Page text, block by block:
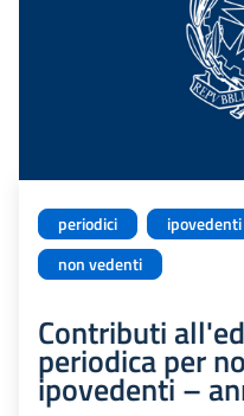
periodici
ipovedenti
non vedenti
Contributi
periodica per
ipovedenti –